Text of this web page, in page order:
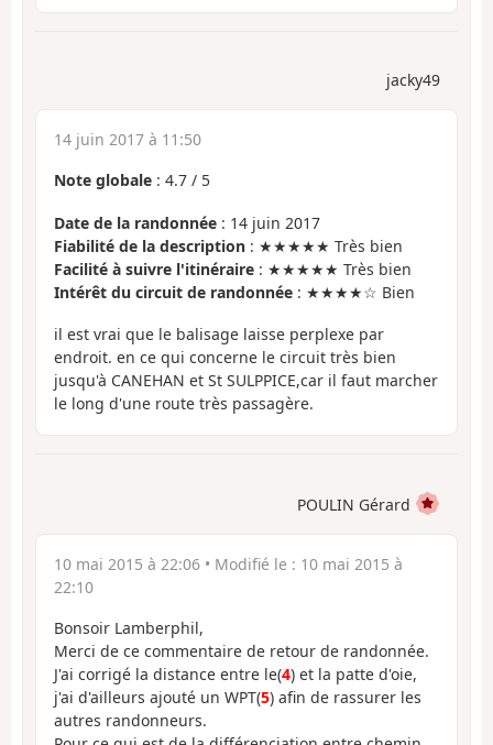
jacky49
14 juin 2017 à 11:50
Note globale : 4.7 / 5
Date de la randonnée : 14 juin 2017
Fiabilité de la description : ★★★★★ Très bien
Facilité à suivre l'itinéraire : ★★★★★ Très bien
Intérêt du circuit de randonnée : ★★★★☆ Bien
il est vrai que le balisage laisse perplexe par
endroit. en ce qui concerne le circuit très bien
jusqu'à CANEHAN et St SULPPICE,car il faut marcher
le long d'une route très passagère.
POULIN Gérard
10 mai 2015 à 22:06 • Modifié le : 10 mai 2015 à
22:10
Bonsoir Lamberphil,
Merci de ce commentaire de retour de randonnée.
J'ai corrigé la distance entre le(4) et la patte d'oie,
j'ai d'ailleurs ajouté un WPT(5) afin de rassurer les
autres randonneurs.